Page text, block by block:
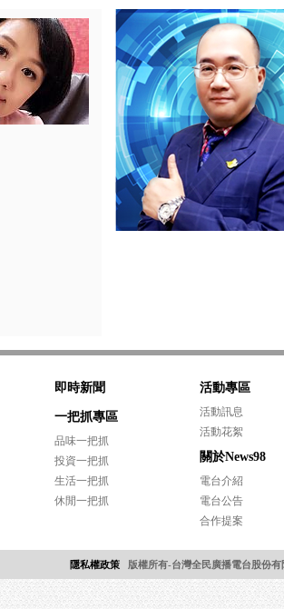
即時新聞
一把抓專區
品味一把抓
投資一把抓
生活一把抓
休閒一把抓
活動專區
活動訊息
活動花絮
關於News98
電台介紹
電台公告
合作提案
隱私權政策 版權所有-台灣全民廣播電台股份
網頁